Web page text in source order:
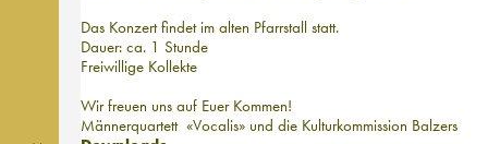
Das Konzert findet im alten Pfarrstall statt.
Dauer: ca. 1 Stunde
Freiwillige Kollekte
Wir freuen uns auf Euer Kommen!
Männerquartett «Vocalis» und die Kulturkommission Balzers